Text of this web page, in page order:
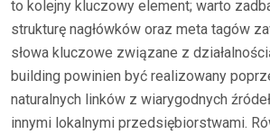
to kolejny kluczowy element; warto
strukturę nagłówków oraz meta tagów
słowa kluczowe związane z
building powinien być realizowany
naturalnych linków z wiarygodnych
innymi lokalnymi przedsiębiorstwami.